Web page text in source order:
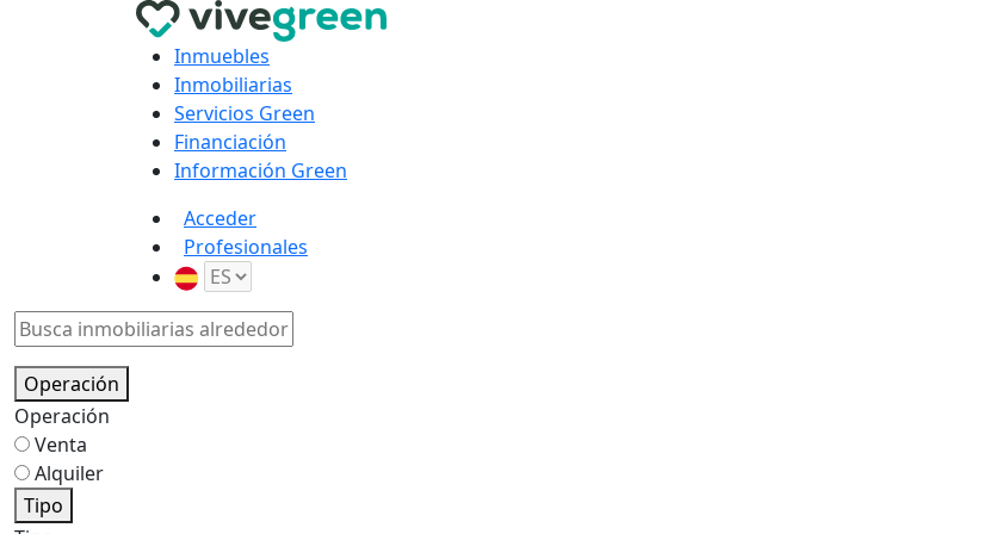
Inmuebles
Inmobiliarias
Servicios Green
Financiación
Información Green
Acceder
Profesionales
Operación
Operación
Venta
Alquiler
Tipo